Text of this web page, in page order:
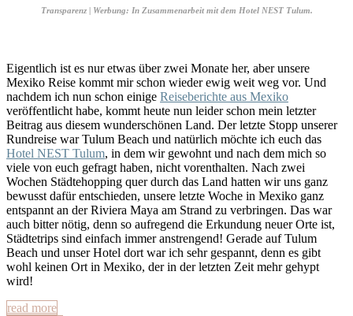
Transparenz | Werbung: In Zusammenarbeit mit dem Hotel NEST Tulum.
Eigentlich ist es nur etwas über zwei Monate her, aber unsere
Mexiko Reise kommt mir schon wieder ewig weit weg vor. Und
nachdem ich nun schon einige Reiseberichte aus Mexiko
veröffentlicht habe, kommt heute nun leider schon mein letzter
Beitrag aus diesem wunderschönen Land. Der letzte Stopp unserer
Rundreise war Tulum Beach und natürlich möchte ich euch das
Hotel NEST Tulum, in dem wir gewohnt und nach dem mich so
viele von euch gefragt haben, nicht vorenthalten. Nach zwei
Wochen Städtehopping quer durch das Land hatten wir uns ganz
bewusst dafür entschieden, unsere letzte Woche in Mexiko ganz
entspannt an der Riviera Maya am Strand zu verbringen. Das war
auch bitter nötig, denn so aufregend die Erkundung neuer Orte ist,
Städtetrips sind einfach immer anstrengend! Gerade auf Tulum
Beach und unser Hotel dort war ich sehr gespannt, denn es gibt
wohl keinen Ort in Mexiko, der in der letzten Zeit mehr gehypt
wird!
read more